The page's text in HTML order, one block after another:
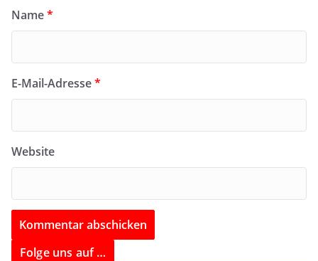
Name*
E-Mail-Adresse*
Website
Folge uns auf …